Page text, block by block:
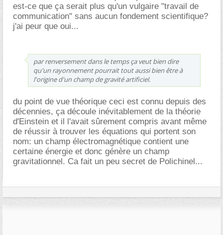
est-ce que ça serait plus qu'un vulgaire "travail de
communication" sans aucun fondement scientifique?
j'ai peur que oui...
par renversement dans le temps ça veut bien dire
qu'un rayonnement pourrait tout aussi bien être à
l'origine d'un champ de gravité artificiel.
du point de vue théorique ceci est connu depuis des
décennies, ça découle inévitablement de la théorie
d'Einstein et il l'avait sûrement compris avant même
de réussir à trouver les équations qui portent son
nom: un champ électromagnétique contient une
certaine énergie et donc génère un champ
gravitationnel. Ca fait un peu secret de Polichinel...